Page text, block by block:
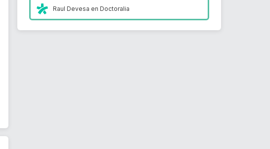
Raul Devesa enDoctoralia